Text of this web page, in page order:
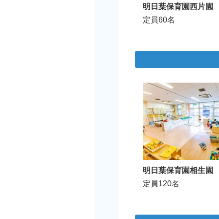
明日葉保育園西片園
定員60名
明日葉保育園相生園
定員120名